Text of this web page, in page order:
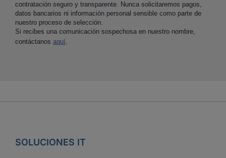
contratación seguro y transparente. Nunca solicitaremos pagos,
datos bancarios ni información personal sensible como parte de
nuestro proceso de selección.
Si recibes una comunicación sospechosa en nuestro nombre,
contáctanos aquí.
SOLUCIONES IT